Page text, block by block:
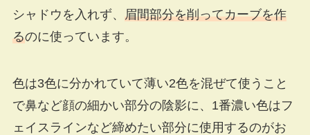
シャドウを入れず、 眉間部分を削ってカーブを作
るのに使っています。
色は3色に分かれていて薄い2色を混ぜて使うこと
で鼻など顔の細かい部分の陰影に、1番濃い色はフ
ェイスラインなど締めたい部分に使用するのがお